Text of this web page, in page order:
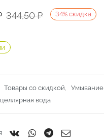
34% скидка
344,50₽
Товары со скидкой,
Умывание
вода